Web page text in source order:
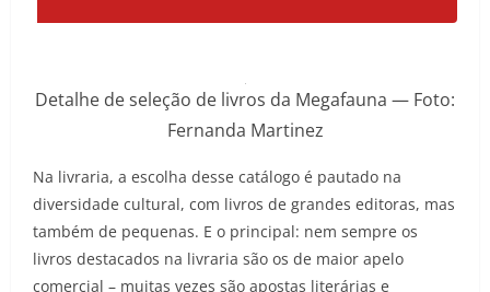
Detalhe de seleção de livros da Megafauna — Foto:
Fernanda Martinez
Na livraria, a escolha desse catálogo é pautado na
diversidade cultural, com livros de grandes editoras, mas
também de pequenas. E o principal: nem sempre os
livros destacados na livraria são os de maior apelo
comercial – muitas vezes são apostas literárias e